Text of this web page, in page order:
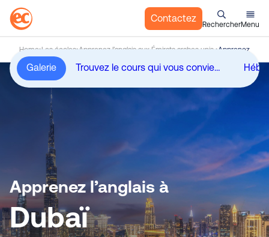
n
u
Contactez
RechercherMenu
Home Les écoles Apprenez l’anglais aux Émirats arabes unis Apprenez
Apprenez l’anglais à
Dubaï
Galerie Trouvez le cours qui vous convient à Dubaï